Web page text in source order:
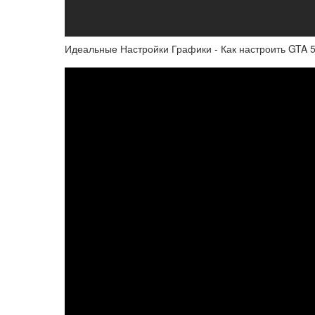
Идеальные Настройки Графики - Как настроить